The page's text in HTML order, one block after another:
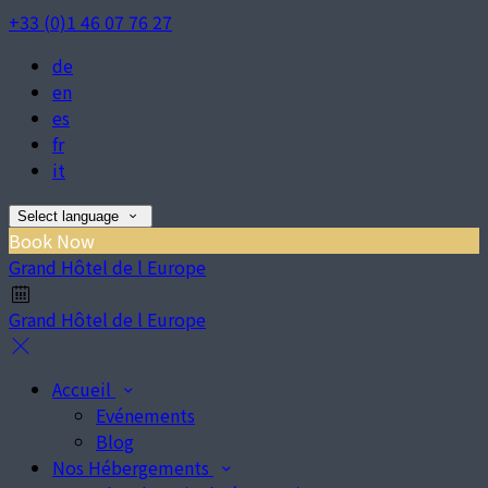
+33 (0)1 46 07 76 27
de
en
es
fr
it
Select language
Book Now
Grand Hôtel de l Europe
Grand Hôtel de l Europe
Accueil
Evénements
Blog
Nos Hébergements